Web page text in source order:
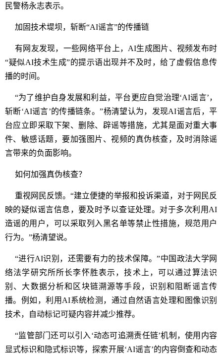
民警杨永志表示。
加固技术堤坝，斩断“AI谣言”的传播链
有网友发现，一些网络平台上，AI生成图片、视频发布时
“疑似AI技术生成”的提示语出现并不及时，给了虚假信息传
播的时间。
“为了维护自身发展和利益，平台更应自觉治理‘AI谣言’，
斩断‘AI谣言’的传播链条。”杨清望认为，发现AI谣言后，平
台应立即采取下架、删除、辟谣等措施，尤其是面对重大事
件、敏感话题，要加强图片、视频的真伪核查，及时消除谣
言带来的负面影响。
如何加强真伪核查？
重视网民反馈。“建立便捷的举报和投诉渠道，对于网民反
映的疑似谣言信息，要及时予以查证处理。对于多次利用AI
造谣的用户，可以采取列入黑名单等禁止性措施，规范用户
行为。”杨清望说。
“进行AI识别，还需要有力的技术保障。”中国政法大学网
络法学研究所所长李怀胜表示，技术上，可以通过算法识
别、大数据分析和区块链溯源等手段，识别和阻断谣言传
播。例如，利用AI系统检测，通过自然语言处理和图像识别
技术，自动标记可疑内容并减少推荐。
“监管部门还可以引入‘动态可追溯责任链’机制，使用内容
显式标识和隐式标识等，探索开展‘AI谣言’的内容倒查和动态